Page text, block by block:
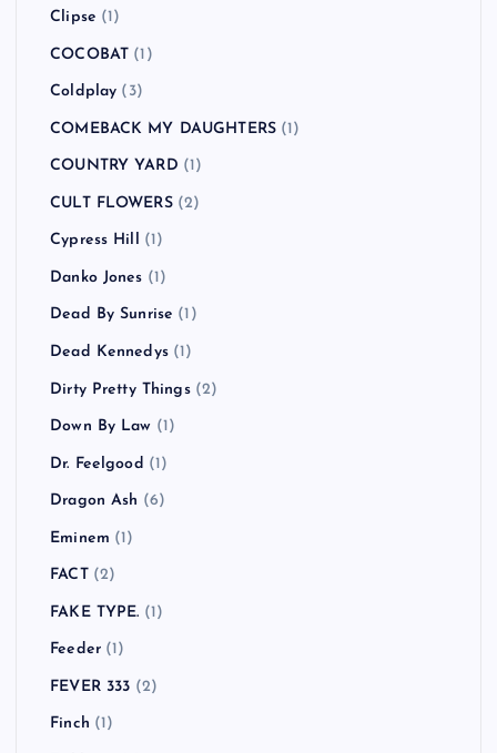
Clipse (1)
COCOBAT (1)
Coldplay (3)
COMEBACK MY DAUGHTERS (1)
COUNTRY YARD (1)
CULT FLOWERS(2)
Cypress Hill (1)
Danko Jones (1)
Dead By Sunrise (1)
Dead Kennedys(1)
Dirty Pretty Things(2)
Down By Law (1)
Dr. Feelgood (1)
Dragon Ash (6)
Eminem (1)
FACT(2)
FAKE TYPE. (1)
Feeder(1)
FEVER 333 (2)
Finch (1)